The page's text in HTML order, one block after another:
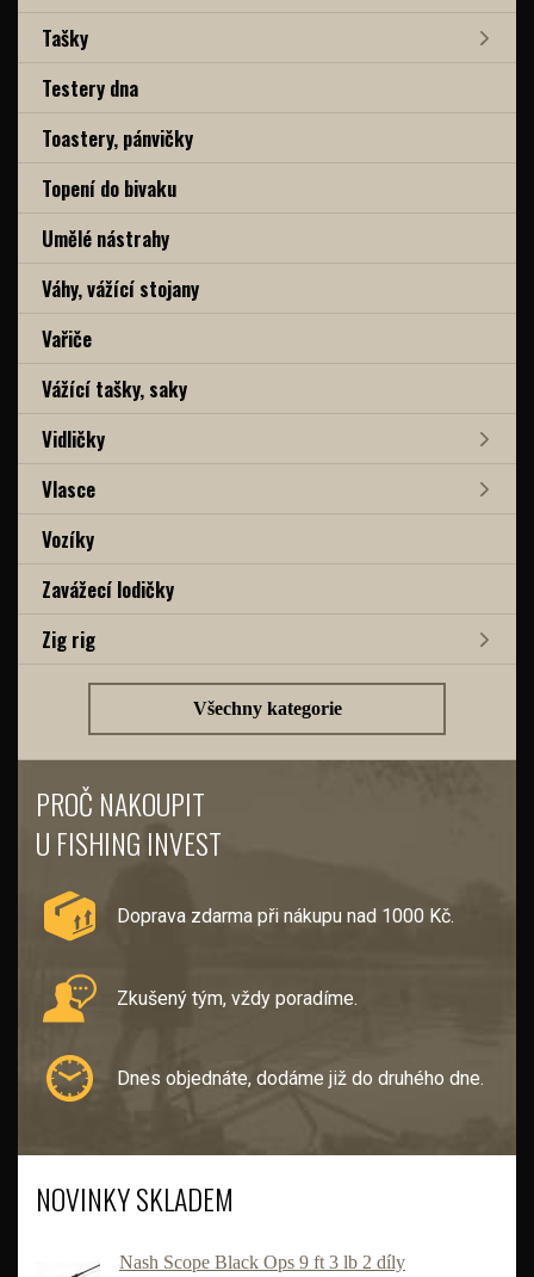
Tašky
Testery dna
Toastery, pánvičky
Topení do bivaku
Umělé nástrahy
Váhy, vážící stojany
Vařiče
Vážící tašky, saky
Vidličky
Vlasce
Vozíky
Zavážecí lodičky
Zig rig
Všechny kategorie
PROČ NAKOUPIT
U FISHING INVEST
Doprava zdarma při nákupu nad 1000 Kč.
Zkušený tým, vždy poradíme.
Dnes objednáte, dodáme již do druhého dne.
NOVINKY SKLADEM
Nash Scope Black Ops 9 ft 3 lb 2 díly